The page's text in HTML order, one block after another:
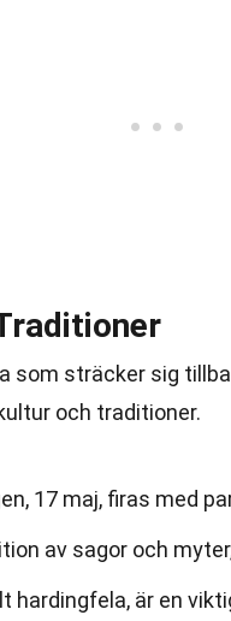
som sträcker sig
och traditioner.
17 maj, firas med
av sagor och
hardingfela, är en